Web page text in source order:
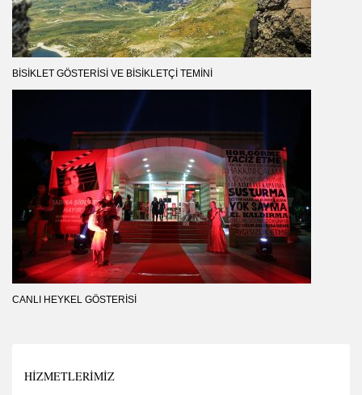
BISIKLET GÖSTERISI VE BISIKLETÇI TEMINI
CANLI HEYKEL GÖSTERISI
HIZMETLERIMIZ